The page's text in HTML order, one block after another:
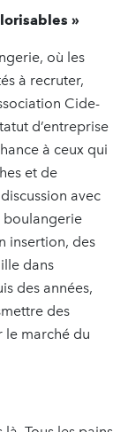
»
où les
à recruter,
Cide-
d’entreprise
à ceux qui
et de
avec
boulangerie
insertion, des
dans
des années,
des
le marché du